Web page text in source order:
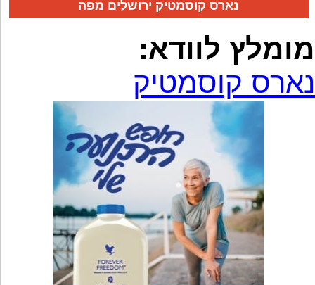
נארס קוסמטיק ירושלים מפה
מומלץ לוודא:
נארס קוסמטיק